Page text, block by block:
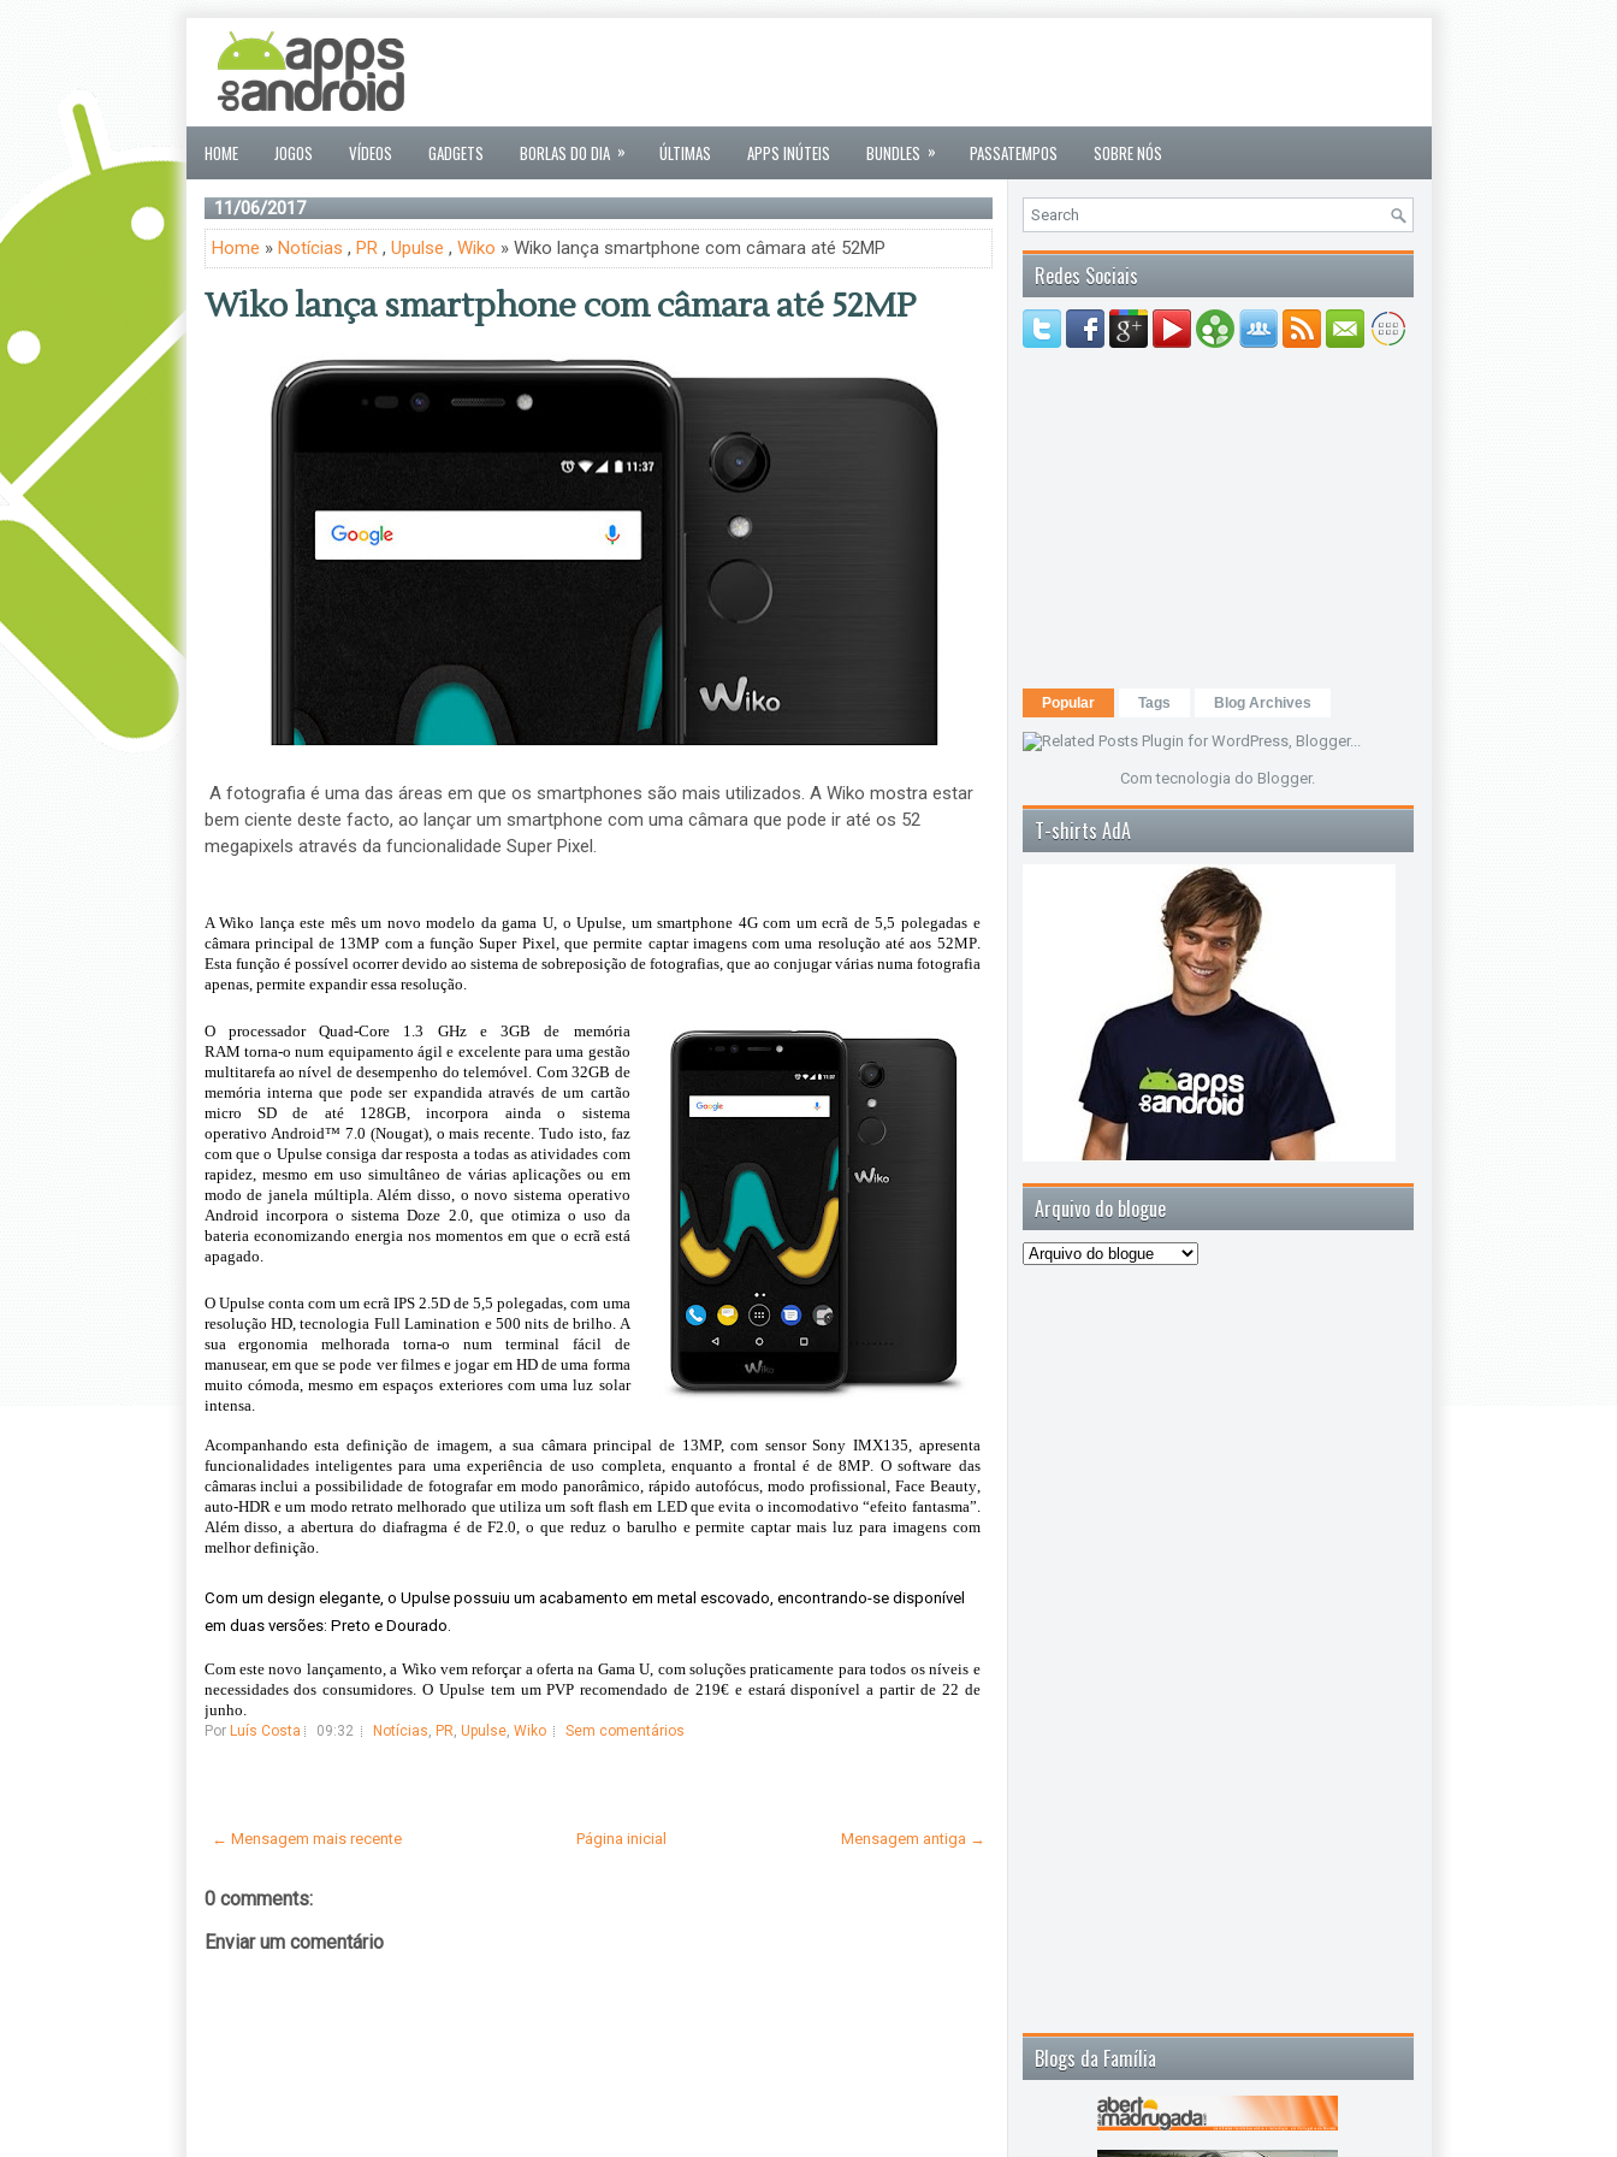
HOME JOGOS VÍDEOS GADGETS BORLAS DO DIA » ÚLTIMAS APPS INÚTEIS BUNDLES » PASSATEMPOS SOBRE NÓS
11/06/2017
Home » Notícias , PR, Upulse , Wiko » Wiko lança smartphone com câmara até 52MP
Wiko lança smartphone com câmara até 52MP
A fotografia é uma das áreas em que os smartphones são mais utilizados. A Wiko mostra estar
bem ciente deste facto, ao lançar um smartphone com uma câmara que pode ir até os 52
megapixels através da funcionalidade Super Pixel.
A Wiko lança este mês um novo modelo dagama U, o Upulse, um smartphone 4Gcom um ecrã de5,5 polegadas e
câmara principal de 13MP com a função Super Pixel, que permite captar imagens com uma resolução até aos 52MP.
Esta função é possível ocorrer devido ao sistema de sobreposição de fotografias, que ao conjugar várias numa fotografia
apenas, permite expandir essa resolução.
O processador Quad-Core 1.3 GHz e 3GB de memória
RAM torna-o num equipamento ágil e excelente para uma gestão
multitarefa ao nível de desempenho do telemóvel. Com32GB de
memória interna que pode ser expandida através de um cartão
micro SD de até 128GB,incorpora ainda o sistema
operativoAndroid™ 7.0 (Nougat), o mais recente. Tudo isto, faz
com que o Upulse consiga dar resposta a todas as atividades com
rapidez, mesmo em uso simultâneo de várias aplicações ou em
modo de janela múltipla. Além disso, o novo sistema operativo
Android incorpora o sistemaDoze 2.0, que otimiza o uso da
bateria economizando energia nos momentos em que o ecrã está
apagado.
O Upulse conta com um ecrã IPS 2.5D de 5,5 polegadas, com uma
resolução HD, tecnologia Full Lamination e 500 nits de brilho. A
sua ergonomia melhorada torna-o num terminal fácil de
manusear, em que se pode ver filmes e jogar em HD de uma forma
muito cómoda, mesmo em espaços exteriores com uma luz solar
intensa.
Acompanhando esta definição de imagem, a sua câmara principal de 13MP, com sensor Sony IMX135, apresenta
funcionalidades inteligentes para uma experiência de uso completa, enquanto a frontal é de8MP. O software das
câmaras inclui a possibilidade de fotografar em modo panorâmico, rápido autofócus, modo profissional, Face Beauty,
auto-HDR e um modo retratomelhorado que utiliza um soft flash em LED que evita o incomodativo “efeito fantasma”.
Além disso, a abertura do diafragma é deF2.0, o que reduz o barulho e permite captar mais luz para imagens com
melhor definição.
Com um design elegante, o Upulse possuiu um acabamento em metal escovado, encontrando-se disponível
em duas versões: Preto e Dourado.
Com este novo lançamento, a Wiko vem reforçar a oferta na Gama U, com soluções praticamente para todos os níveis e
necessidades dos consumidores. O Upulse tem um PVP recomendado de 219€ e estará disponívela partir de 22 de
junho.
Por Luís Costa 09:32 Notícias, PR, Upulse, Wiko Sem comentários
← Mensagem mais recente Mensagem antiga →
Página inicial
0 comments:
Enviar um comentário
Redes Sociais
Popular Tags Blog Archives
Com tecnologia do Blogger.
T-shirts AdA
Arquivo do blogue
Blogs da Família